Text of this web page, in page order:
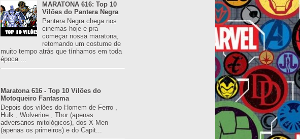
MARATONA 616: Top 10
Vilões do Pantera Negra
Pantera Negra chega nos
cinemas hoje e pra
começar nossa maratona,
retomando um costume de
muito tempo atrás que tínhamos em toda
época ...
Maratona 616 - Top 10 Vilões do
Motoqueiro Fantasma
Depois dos vilões do Homem de Ferro ,
Hulk , Wolverine , Thor (apenas
adversários mitológicos), dos X-Men
(apenas os primeiros) e do Capit...